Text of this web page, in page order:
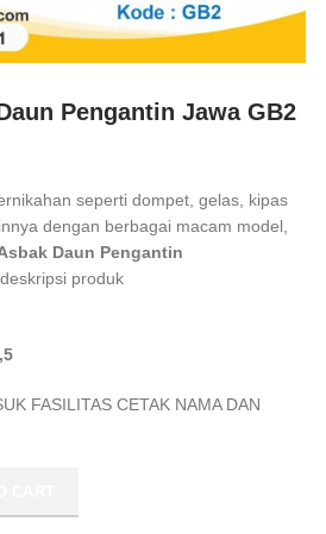
Pengantin Jawa GB2
seperti dompet, gelas, kipas
dengan berbagai macam model,
Daun Pengantin
produk
FASILITAS CETAK NAMA DAN